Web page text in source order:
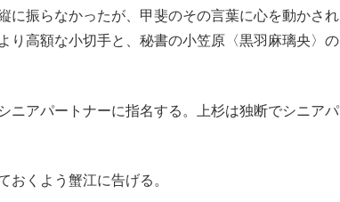
に振らなかったが、甲斐のその言葉に心を動かされ
り高額な小切手と、秘書の小笠原〈黒羽麻璃央〉の
ニアパートナーに指名する。上杉は独断でシニアパ
おくよう蟹江に告げる。